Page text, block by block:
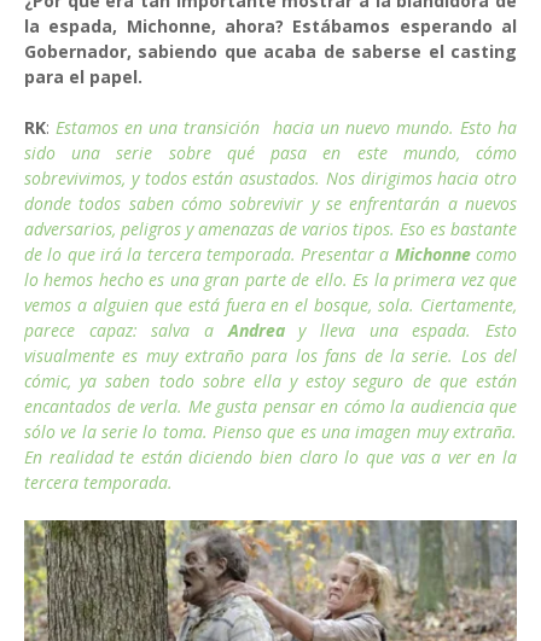
la espada, Michonne, ahora? Estábamos esperando al
Gobernador, sabiendo que acaba de saberse el casting
para el papel.
RK:Estamos en una transición hacia un nuevo mundo. Esto ha
sido una serie sobre qué pasa en este mundo, cómo
sobrevivimos, y todos están asustados. Nos dirigimos hacia otro
donde todos saben cómo sobrevivir y se enfrentarán a nuevos
adversarios, peligros y amenazas de varios tipos. Eso es bastante
de lo que irá la tercera temporada. Presentar a Michonnecomo
lo hemos hecho es una gran parte de ello. Es la primera vez que
vemos a alguien que está fuera en el bosque, sola. Ciertamente,
parece capaz: salva aAndreay lleva una espada. Esto
visualmente es muy extraño para los fans de la serie. Los del
cómic, ya saben todo sobre ella y estoy seguro de que están
encantados de verla. Me gusta pensar en cómo la audiencia que
sólo ve la serie lo toma. Pienso que es una imagen muy extraña.
En realidad te están diciendo bien claro lo que vas a ver en la
tercera temporada.